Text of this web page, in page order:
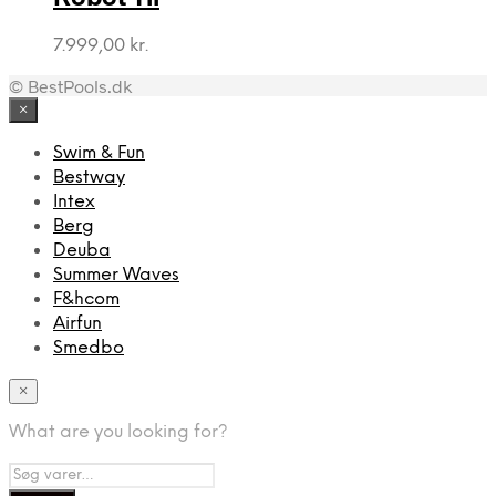
7.999,00 kr.
© BestPools.dk
×
Swim & Fun
Bestway
Intex
Berg
Deuba
Summer Waves
F&hcom
Airfun
Smedbo
×
What are you looking for?